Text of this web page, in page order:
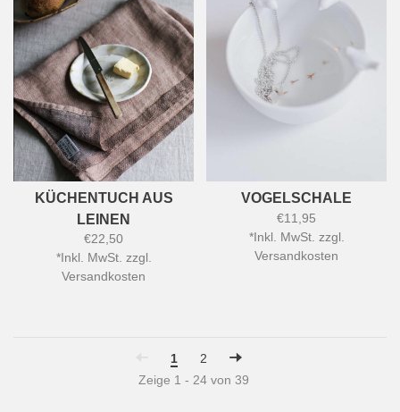
KÜCHENTUCH AUS
LEINEN
€22,50
*Inkl. MwSt. zzgl.
Versandkosten
VOGELSCHALE
€11,95
*Inkl. MwSt. zzgl.
Versandkosten
1
2
Zeige 1 - 24 von 39